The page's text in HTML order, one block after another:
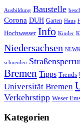
Ausbildung Baustelle
Corona DUH Garten Haus
Hochwasser Info Kinder
Niedersachsen
schneiden
Bremen Tipps Trends
Universität Bremen
Verkehrstipp Weser
Kategorien